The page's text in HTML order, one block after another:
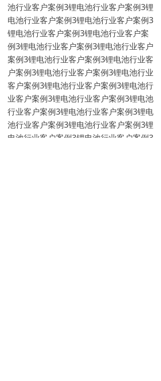
池行业客户案例3锂电池行业客户案例3锂
电池行业客户案例3锂电池行业客户案例3
锂电池行业客户案例3锂电池行业客户案
例3锂电池行业客户案例3锂电池行业客户
案例3锂电池行业客户案例3锂电池行业客
户案例3锂电池行业客户案例3锂电池行业
客户案例3锂电池行业客户案例3锂电池行
业客户案例3锂电池行业客户案例3锂电池
行业客户案例3锂电池行业客户案例3锂电
池行业客户案例3锂电池行业客户案例3锂
电池行业客户案例3锂电池行业客户案例3